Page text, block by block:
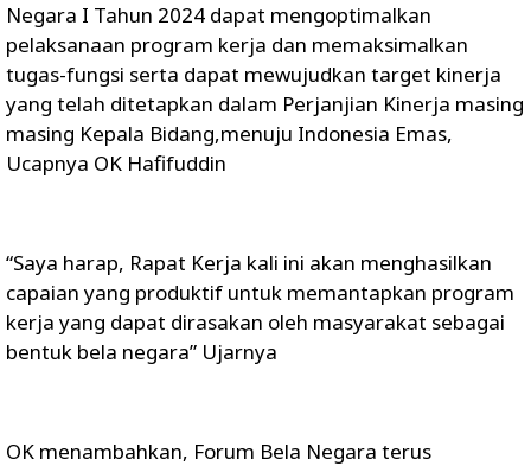
Negara I Tahun 2024 dapat mengoptimalkan
pelaksanaan program kerja dan memaksimalkan
tugas-fungsi serta dapat mewujudkan target kinerja
yang telah ditetapkan dalam Perjanjian Kinerja masing
masing Kepala Bidang,menuju Indonesia Emas,
Ucapnya OK Hafifuddin
“Saya harap, Rapat Kerja kali ini akan menghasilkan
capaian yang produktif untuk memantapkan program
kerja yang dapat dirasakan oleh masyarakat sebagai
bentuk bela negara” Ujarnya
OK menambahkan, Forum Bela Negara terus